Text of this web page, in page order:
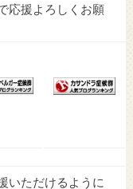
応援よろしくお願
いただけるように